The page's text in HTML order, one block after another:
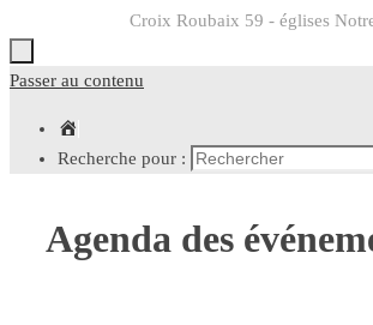
Croix Roubaix 59 - églises
Passer au contenu
Recherche pour :
Agenda des
3h00